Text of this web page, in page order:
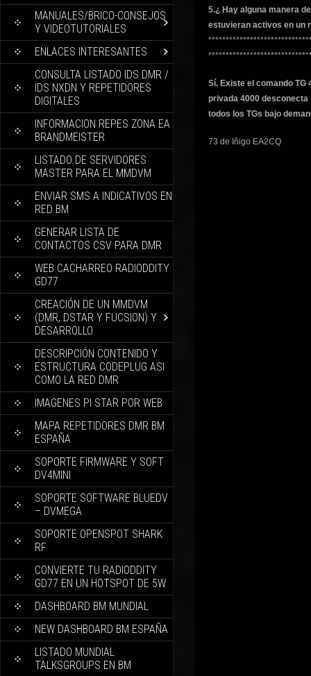
MANUALES/BRICO-CONSEJOS
Y VIDEOTUTORIALES
ENLACES INTERESANTES
CONSULTA LISTADO IDS DMR /
IDS NXDN Y REPETIDORES
DIGITALES
INFORMACION REPES ZONA EA
BRANDMEISTER
LISTADO DE SERVIDORES
MASTER PARA EL MMDVM
ENVIAR SMS A INDICATIVOS EN
RED BM
GENERAR LISTA DE
CONTACTOS CSV PARA DMR
WEB CACHARREO RADIODDITY
GD77
CREACIÓN DE UN MMDVM
(DMR, DSTAR Y FUCSION) Y
DESARROLLO
DESCRIPCIÓN CONTENIDO Y
ESTRUCTURA CODEPLUG ASI
COMO LA RED DMR
IMAGENES PI STAR POR WEB
MAPA REPETIDORES DMR BM
ESPAÑA
SOPORTE FIRMWARE Y SOFT
DV4MINI
SOPORTE SOFTWARE BLUEDV
– DVMEGA
SOPORTE OPENSPOT SHARK
RF
CONVIERTE TU RADIODDITY
GD77 EN UN HOTSPOT DE 5W
DASHBOARD BM MUNDIAL
NEW DASHBOARD BM ESPAÑA
LISTADO MUNDIAL
TALKSGROUPS EN BM
5.¿ Hay alguna manera
estuvieran activos en un
Sí. Existe el comando TG
privada 4000 desconecta
todos los TGs bajo
73 de Iñigo EA2CQ